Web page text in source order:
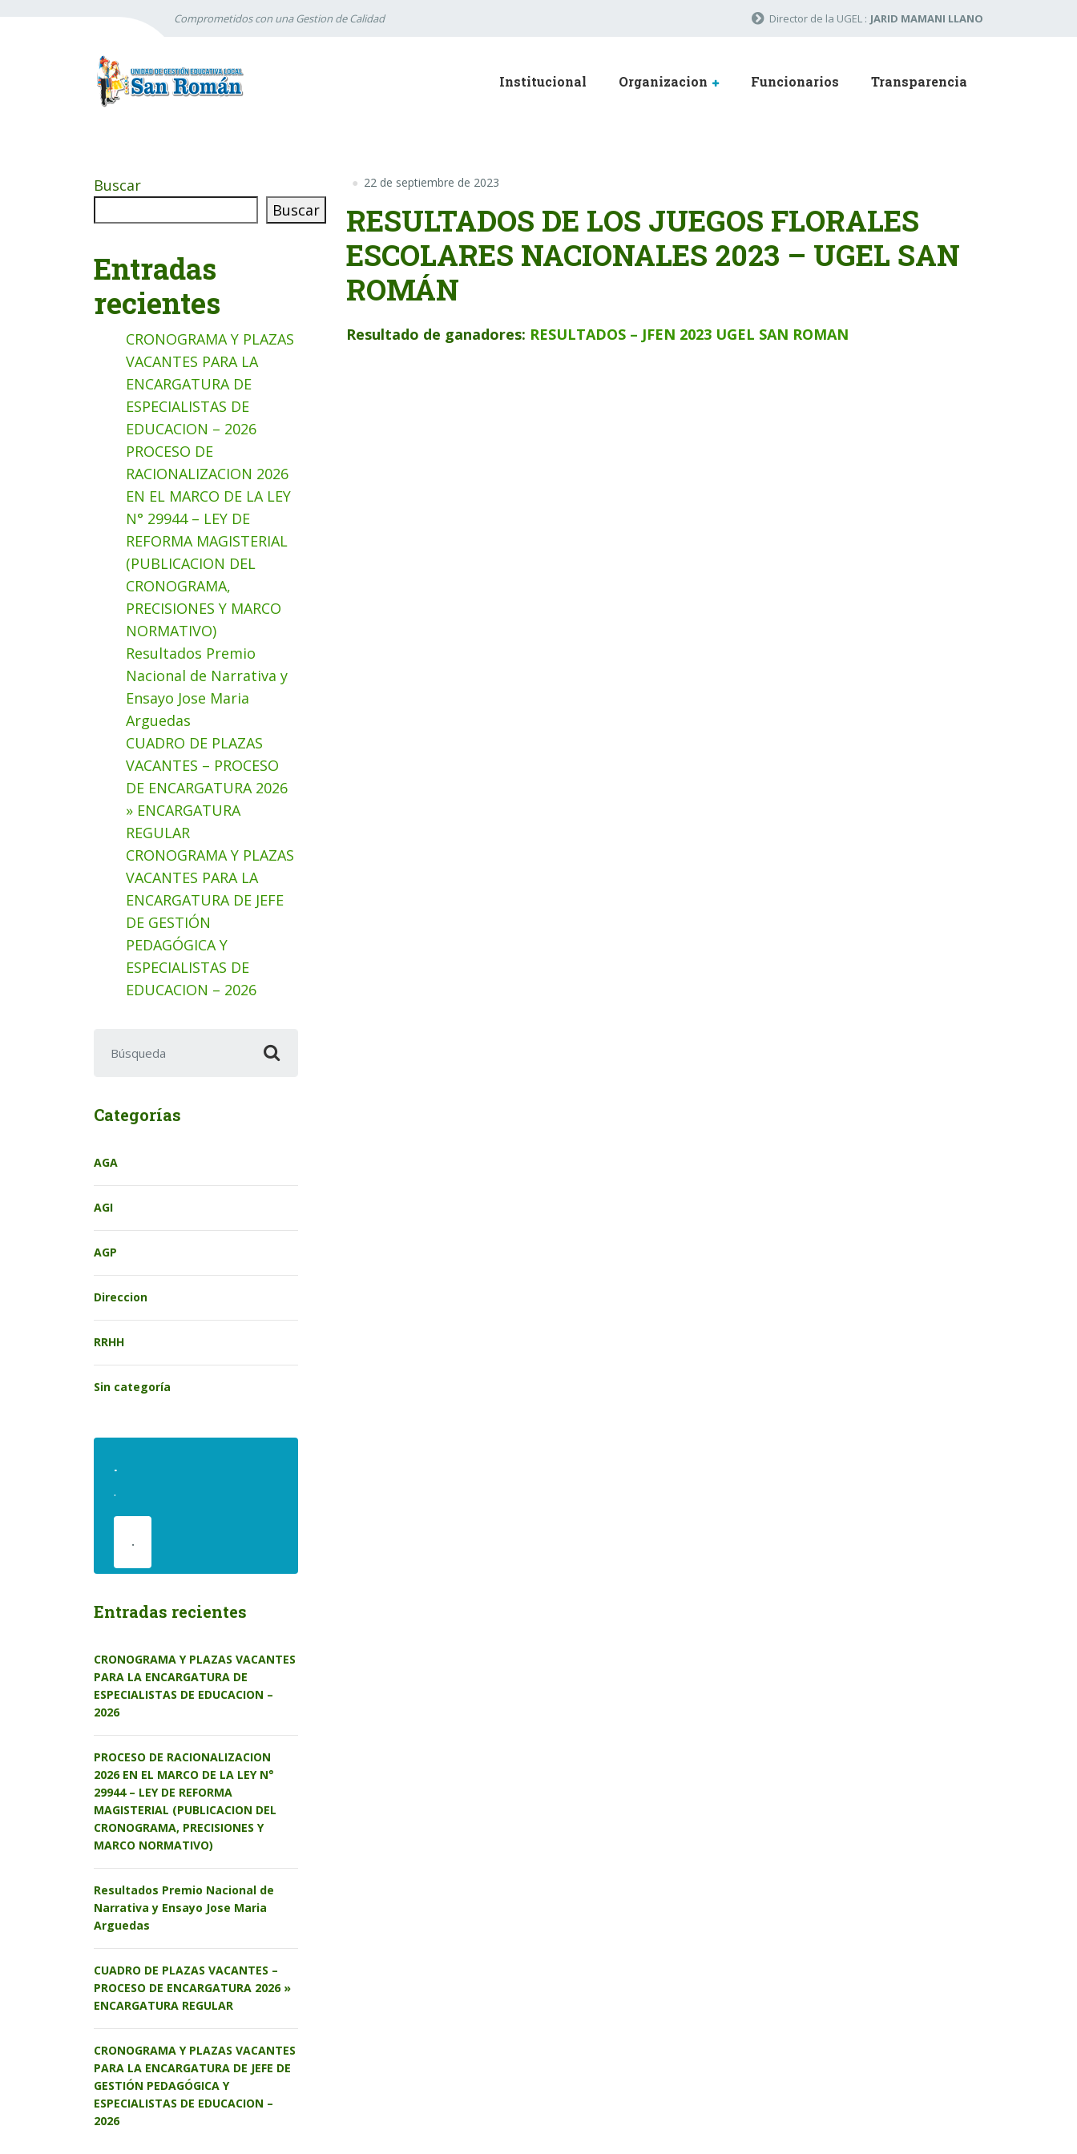
Comprometidos con una Gestion de Calidad Director de la UGEL : JARID MAMANI LLANO
Institucional Organizacion Funcionarios Transparencia
22 de septiembre de 2023
RESULTADOS DE LOS JUEGOS FLORALES
ESCOLARES NACIONALES 2023 – UGEL SAN
ROMÁN
Resultado de ganadores: RESULTADOS – JFEN 2023 UGEL SAN ROMAN
Buscar
Buscar
Entradas
recientes
CRONOGRAMA Y PLAZAS
VACANTES PARA LA
ENCARGATURA DE
ESPECIALISTAS DE
EDUCACION – 2026
PROCESO DE
RACIONALIZACION 2026
EN EL MARCO DE LA LEY
N° 29944 – LEY DE
REFORMA MAGISTERIAL
(PUBLICACION DEL
CRONOGRAMA,
PRECISIONES Y MARCO
NORMATIVO)
Resultados Premio
Nacional de Narrativa y
Ensayo Jose Maria
Arguedas
CUADRO DE PLAZAS
VACANTES – PROCESO
DE ENCARGATURA 2026
» ENCARGATURA
REGULAR
CRONOGRAMA Y PLAZAS
VACANTES PARA LA
ENCARGATURA DE JEFE
DE GESTIÓN
PEDAGÓGICA Y
ESPECIALISTAS DE
EDUCACION – 2026
Categorías
AGA
AGI
AGP
Direccion
RRHH
Sin categoría
.
.
.
Entradas recientes
CRONOGRAMA Y PLAZAS VACANTES
PARA LA ENCARGATURA DE
ESPECIALISTAS DE EDUCACION –
2026
PROCESO DE RACIONALIZACION
2026 EN EL MARCO DE LA LEY N°
29944 – LEY DE REFORMA
MAGISTERIAL (PUBLICACION DEL
CRONOGRAMA, PRECISIONES Y
MARCO NORMATIVO)
Resultados Premio Nacional de
Narrativa y Ensayo Jose Maria
Arguedas
CUADRO DE PLAZAS VACANTES –
PROCESO DE ENCARGATURA 2026 »
ENCARGATURA REGULAR
CRONOGRAMA Y PLAZAS VACANTES
PARA LA ENCARGATURA DE JEFE DE
GESTIÓN PEDAGÓGICA Y
ESPECIALISTAS DE EDUCACION –
2026